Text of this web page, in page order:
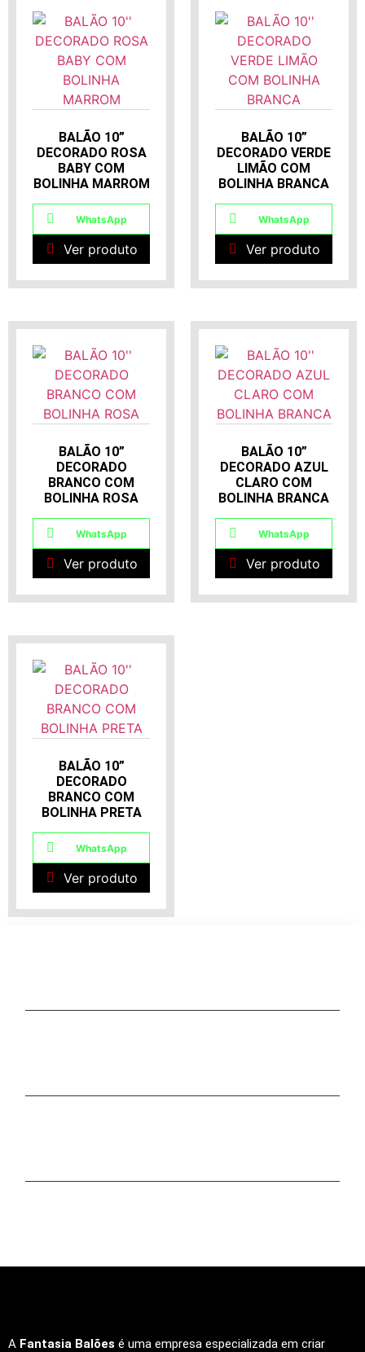
BALÃO 10”
DECORADO ROSA
BABY COM
BOLINHA MARROM
WhatsApp
Ver produto
BALÃO 10”
DECORADO VERDE
LIMÃO COM
BOLINHA BRANCA
WhatsApp
Ver produto
BALÃO 10”
DECORADO
BRANCO COM
BOLINHA ROSA
WhatsApp
Ver produto
BALÃO 10”
DECORADO AZUL
CLARO COM
BOLINHA BRANCA
WhatsApp
Ver produto
BALÃO 10”
DECORADO
BRANCO COM
BOLINHA PRETA
WhatsApp
Ver produto
A Fantasia Balões é uma empresa especializada em criar